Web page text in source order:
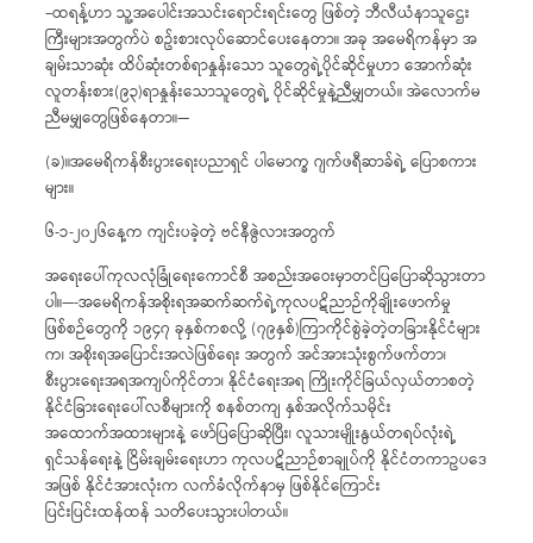
–ထရန့်ဟာ သူ့အပေါင်းအသင်းရောင်းရင်းတွေ ဖြစ်တဲ့ ဘီလီယံနာသူဌေး
ကြီးများအတွက်ပဲ စဥ်းစားလုပ်ဆောင်ပေးနေတာ။ အခု အမေရိကန်မှာ အ
ချမ်းသာဆုံး ထိပ်ဆုံးတစ်ရာနှုန်းသော သူတွေရဲ့ပိုင်ဆိုင်မှုဟာ အောက်ဆုံး
လူတန်းစား(၉၃)ရာနှုန်းသောသူတွေရဲ့ ပိုင်ဆိုင်မှုနဲ့ညီမျှတယ်။ အဲလောက်မ
ညီမမျှတွေဖြစ်နေတာ။—
(ခ)။အမေရိကန်စီးပွားရေးပညာရှင် ပါမောက္ခ ဂျက်ဖရီဆာခ်ရဲ့ ပြောစကား
များ။
၆-၁-၂၀၂၆နေ့က ကျင်းပခဲ့တဲ့ ဗင်နီဇွဲလားအတွက်
အရေးပေါ်ကုလလုံခြုံရေးကောင်စီ အစည်းအဝေးမှာတင်ပြပြောဆိုသွားတာ
ပါ။—-အမေရိကန်အစိုးရအဆက်ဆက်ရဲ့ကုလပဋိညာဉ်ကိုချိုးဖောက်မှု
ဖြစ်စဉ်တွေကို ၁၉၄၇ ခုနှစ်ကစလို့ (၇၉နှစ်)ကြာကိုင်စွဲခဲ့တဲ့တခြားနိုင်ငံများ
က၊ အစိုးရအပြောင်းအလဲဖြစ်ရေး အတွက် အင်အားသုံးစွက်ဖက်တာ၊
စီးပွားရေးအရအကျပ်ကိုင်တာ၊ နိုင်ငံရေးအရ ကြိုးကိုင်ခြယ်လှယ်တာစတဲ့
နိုင်ငံခြားရေးပေါ်လစီများကို စနစ်တကျ နှစ်အလိုက်သမိုင်း
အထောက်အထားများနဲ့ ဖော်ပြပြောဆိုပြီး၊ လူသားမျိုးနွယ်တရပ်လုံးရဲ့
ရှင်သန်ရေးနဲ့ ငြိမ်းချမ်းရေးဟာ ကုလပဋိညာဉ်စာချုပ်ကို နိုင်ငံတကာဥပဒေ
အဖြစ် နိုင်ငံအားလုံးက လက်ခံလိုက်နာမှ ဖြစ်နိုင်ကြောင်း
ပြင်းပြင်းထန်ထန် သတိပေးသွားပါတယ်။